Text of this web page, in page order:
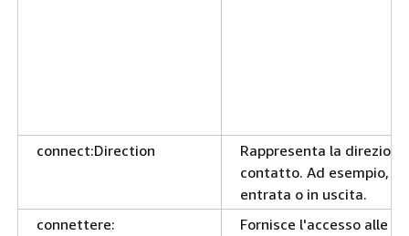
connect:Direction
Rappresenta la
contatto. Ad esempio, in
entrata o in uscita.
connettere:
Fornisce l'accesso alle